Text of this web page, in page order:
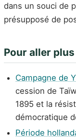
dans un souci de
présupposé de
Pour aller
Campagne de
cession de
1895 et la
démocratique
Période